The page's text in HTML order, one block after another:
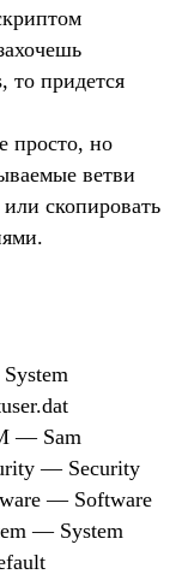
то придется
просто, но
ветви
скопировать
— Sam
— Security
— Software
— System